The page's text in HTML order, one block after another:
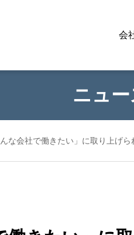
会
ニュー
な会社で働きたい」に取り上げら